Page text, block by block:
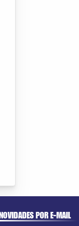
POR E-MAIL